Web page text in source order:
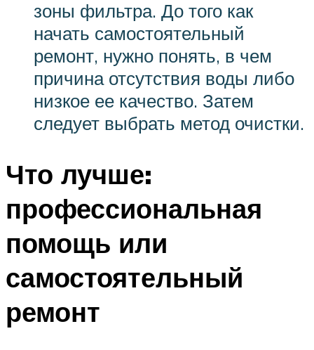
зоны фильтра. До того как
начать самостоятельный
ремонт, нужно понять, в чем
причина отсутствия воды либо
низкое ее качество. Затем
следует выбрать метод очистки.
Что лучше:
профессиональная
помощь или
самостоятельный
ремонт